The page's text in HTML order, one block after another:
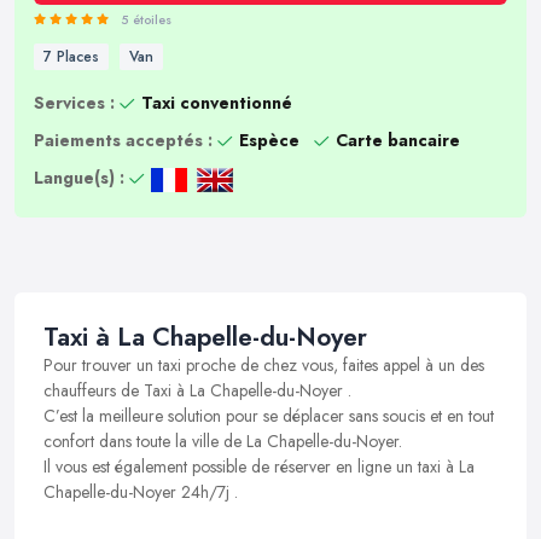
5 étoiles
7 Places Van
Services :
Taxi conventionné
Paiements acceptés :
Espèce
Carte bancaire
Langue(s) :
Taxi à La Chapelle-du-Noyer
Pour trouver un taxi proche de chez vous, faites appel à un des
chauffeurs de Taxi à La Chapelle-du-Noyer .
C’est la meilleure solution pour se déplacer sans soucis et en tout
confort dans toute la ville de La Chapelle-du-Noyer.
Il vous est également possible de réserver en ligne un taxi à La
Chapelle-du-Noyer 24h/7j .